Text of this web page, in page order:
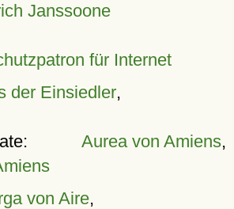
Janssoone
für Internet
der Einsiedler,
Aurea von Amiens,
von Aire,